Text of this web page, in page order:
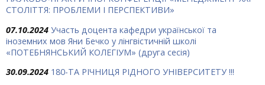
СТОЛІТТЯ: ПРОБЛЕМИ І ПЕРСПЕКТИВИ»
07.10.2024 Участь доцента кафедри української та
іноземних мов Яни Бечко у лінгвістичній школі
«ПОТЕБНЯНСЬКИЙ КОЛЕГІУМ» (друга сесія)
30.09.2024 180-ТА РІЧНИЦЯ РІДНОГО УНІВЕРСИТЕТУ !!!